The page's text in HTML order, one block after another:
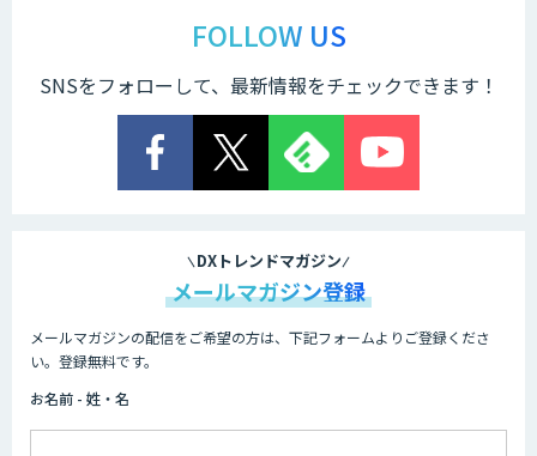
ス」
TIGEREYE AGENT
ービス
Asteria AIoT Suite｜Gravio – 画像認識
FOLLOW US
SNSをフォローして、最新情報をチェックできます！
DXトレンドマガジン
メールマガジン登録
メールマガジンの配信をご希望の方は、下記フォームよりご登録くださ
い。登録無料です。
お名前 - 姓・名